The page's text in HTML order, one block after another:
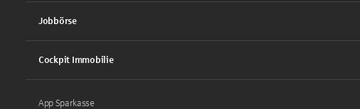
Jobbörse
Cockpit Immobilie
App Sparkasse